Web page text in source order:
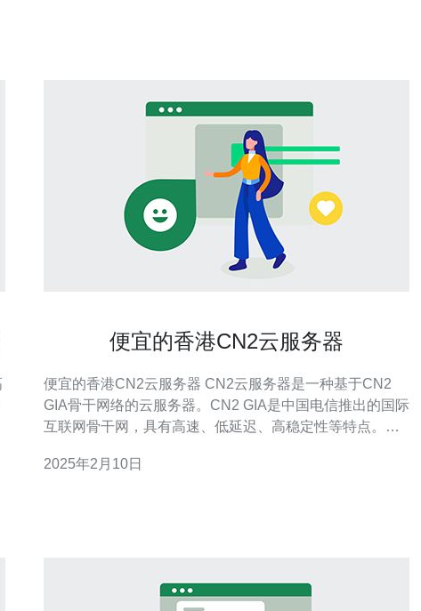
便宜的香港CN2云服务器
便宜的香港CN2云服务器 CN2云服务器是一种基于CN2
GIA骨干网络的云服务器。CN2 GIA是中国电信推出的国际
互联网骨干网，具有高速、低延迟、高稳定性等特点。因
为国际金融中心和互联网枢纽，拥有先进的基础设施和完
2025年2月10日